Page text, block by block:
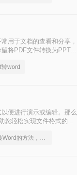
用于文档的查看和分享，
将PDF文件转换为PPT格
动复制粘贴内容。
word
便进行演示或编辑。那么
您轻松实现文件格式的转
这2个PDF转Word的方法，高效率转换，排版不乱码！